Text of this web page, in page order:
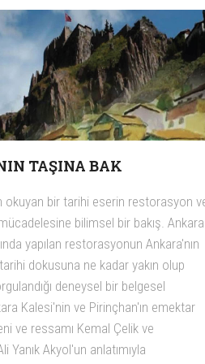
TAŞINA BAK
okuyan bir tarihi eserin restorasyon
bilimsel bir bakış. Ankara
yapılan restorasyonun Ankara'nın
dokusuna ne kadar yakın olup
deneysel bir belgesel
Kalesi'nin ve Pirinçhan'ın emektar
ve ressamı Kemal Çelik ve
Yanık Akyol'un anlatımıyla